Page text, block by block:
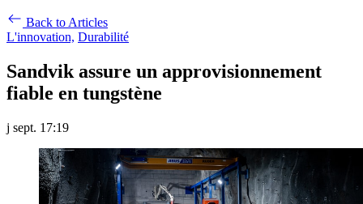
Back to Articles
L'innovation, Durabilité
Sandvik assure un approvisionnement
fiable en tungstène
j sept. 17:19